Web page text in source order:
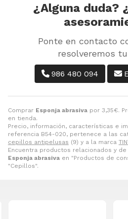
Comprar Esponja abrasiva por 3,35€.
en tienda.
Precio, información, características e
referencia B54-020, pertenece a las
cepillos antipelusas (9) y a la marca
Encuentra productos relacionados y
Esponja abrasiva en "Productos de
"Cepillos".
¿Alguna duda?
Ponte en contacto
resolveremos
986 480 094